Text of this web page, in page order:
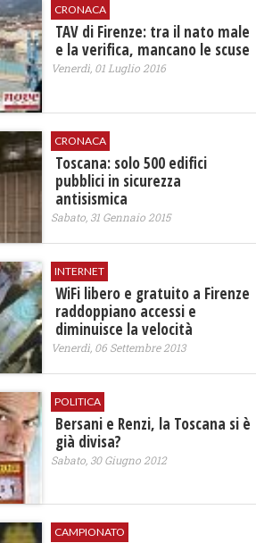
CRONACA
TAV di Firenze: tra il nato male
e la verifica, mancano le scuse
Venerdì, 01 Luglio 2016
CRONACA
Toscana: solo 500 edifici
pubblici in sicurezza
antisismica
Sabato, 31 Gennaio 2015
INTERNET
WiFi libero e gratuito a Firenze
raddoppiano accessi e
diminuisce la velocità
Venerdì, 06 Settembre 2013
POLITICA
Bersani e Renzi, la Toscana si è
già divisa?
Sabato, 30 Giugno 2012
CAMPIONATO